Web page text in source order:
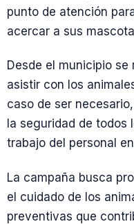
punto de atención
acercar a sus
Desde el municipio
asistir con los
caso de ser
la seguridad de todos
trabajo del personal
La campaña busca
el cuidado de los
preventivas que